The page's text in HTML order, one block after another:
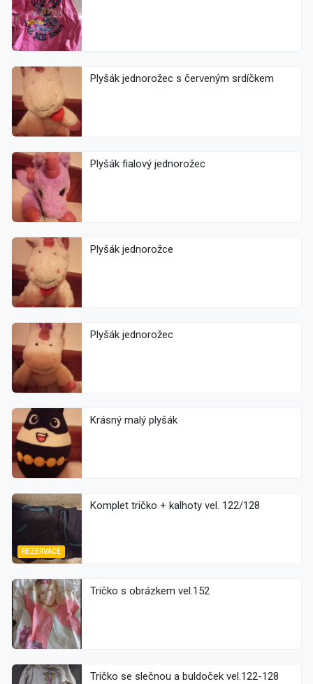
Plyšák jednorožec s červeným srdíčkem
Plyšák fialový jednorožec
Plyšák jednorožce
Plyšák jednorožec
Krásný malý plyšák
REZERVACE
Komplet tričko + kalhoty vel. 122/128
Tričko s obrázkem vel.152
Tričko se slečnou a buldoček vel.122-128